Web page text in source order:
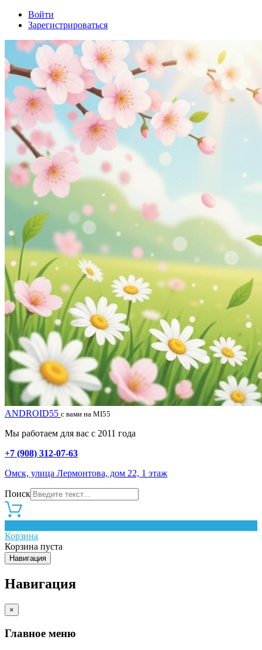
Войти
Зарегистрироваться
ANDROID55 с вами на MI55
Мы работаем для вас с 2011 года
+7 (908) 312-07-63
Омск, улица Лермонтова, дом 22, 1 этаж
Поиск
Корзина
Корзина пуста
Навигация
Навигация
×
Главное меню